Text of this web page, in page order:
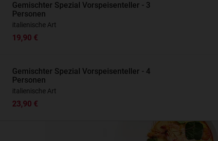
Gemischter Spezial Vorspeisenteller - 3
Personen
italienische Art
19,90 €
Gemischter Spezial Vorspeisenteller - 4
Personen
italienische Art
23,90 €